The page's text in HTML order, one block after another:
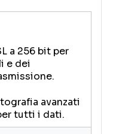
a 256 bit per
e dei
avanzati
tutti i dati.